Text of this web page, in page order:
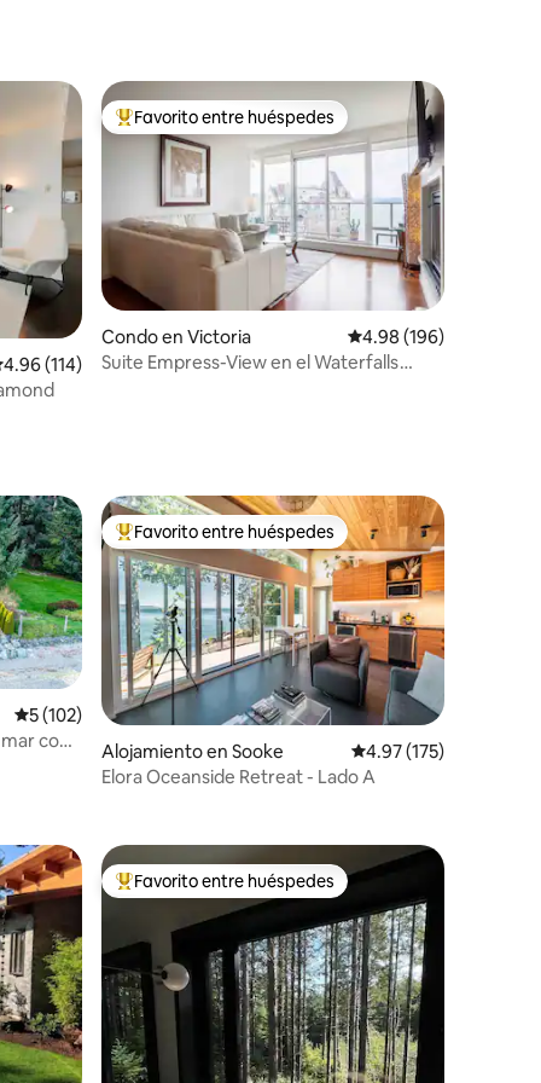
promedio: 4.96 de 5, 114 reseñas
4.96 (114)
Favorito entre huéspedes preferido
Favorito entre huéspedes
Condo en Victoria Calificación promedio:
4.98 (196)
Suite Empress-View en el Waterfalls
Calificación promedio: 5 de 5, 102 reseñas
5 (102)
con
Favorito entre huéspedes preferido
Favorito entre huéspedes
Alojamiento en Sooke Calificación promedio:
4.97 (175)
Elora Oceanside Retreat - Lado A
Favorito entre huéspedes preferido
Favorito entre huéspedes